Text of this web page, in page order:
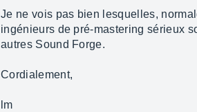
Je ne vois pas bien lesquelles,
ingénieurs de pré-mastering sérieux
autres Sound Forge.
Cordialement,
lm